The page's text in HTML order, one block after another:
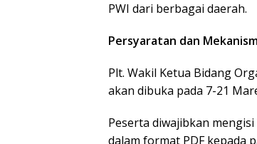
PWI dari berbagai daerah.
Persyaratan dan
Plt. Wakil Ketua Bidang
akan dibuka pada 7-21
Peserta diwajibkan
dalam format PDF kepada